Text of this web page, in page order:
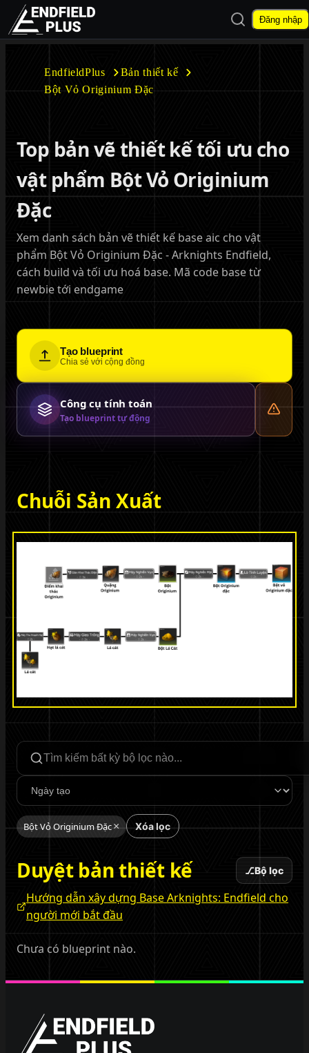
EndfieldPlus
menu con
Mở tìm kiếmĐăng nhập
EndfieldPlus
Bản thiết kế
Bột Vỏ Originium Đặc
Top bản vẽ thiết kế tối ưu cho
vật phẩm Bột Vỏ Originium
Đặc
Xem danh sách bản vẽ thiết kế base aic cho vật
phẩm Bột Vỏ Originium Đặc - Arknights Endfield,
cách build và tối ưu hoá base. Mã code base từ
newbie tới endgame
Tạo blueprint
Chia sẻ với cộng đồng
Công cụ tính toán
Tạo blueprint tự động
Chuỗi Sản Xuất
Tìm kiếm bộ lọc
Sắp xếp
Bột Vỏ Originium Đặc× Xóa lọc
Duyệt bản thiết kế ⎇Bộ lọc
Hướng dẫn xây dựng Base Arknights: Endfield cho
người mới bắt đầu
Chưa có blueprint nào.
EndfieldPlus